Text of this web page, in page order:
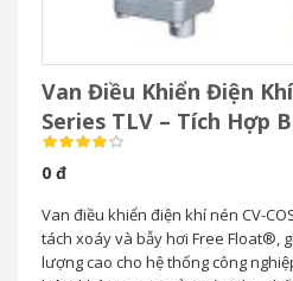
Van Điều Khiển Điện
Series TLV – Tích Hợp
0 đ
Van điều khiển điện khí nén CV-
tách xoáy và bẫy hơi Free Float®,
lượng cao cho hệ thống công